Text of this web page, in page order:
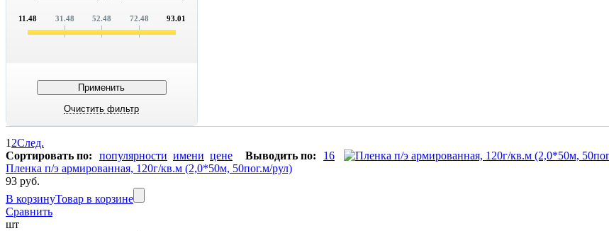
11.48 31.48 52.48 72.48 93.01
1 2След.
Сортировать по:
популярности имени цене Выводить по:
16
Пленка п/э армированная, 120г/кв.м (2,0*50м, 50пог.м/рул)
93 руб.
В корзинуТовар в корзине
Сравнить
шт